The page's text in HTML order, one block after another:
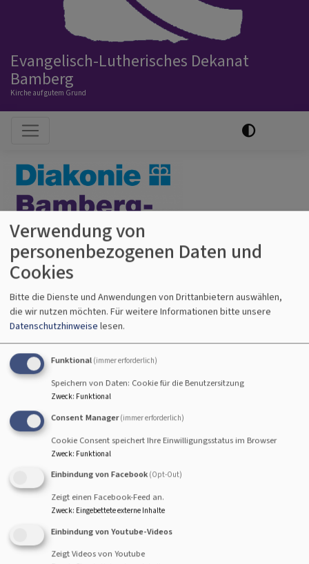
Evangelisch-Lutherisches Dekanat
Bamberg
Kirche auf gutem Grund
Hauptnavigation
Wer wir sind
Als Teil der evangelischen Kirche in Bayern unterstützt
das Diakonische Werk Menschen, ihr Leben in
Selbstbestimmung und Würde zu gestalten. Es gibt ein
Beispiel dafür, wie soziale Verantwortung füreinander
praktisch umgesetzt werden kann und dass das Leben -
auch im Alter oder bei Krankheit - lebenswert ist. Unsere
Mitarbeiterinnen und Mitarbeiter engagieren sich in über
40 Einrichtungen und Projekten in Stadt und Landkreis
Bamberg, Stadt und Landkreis Forchheim sowie dem
Landkreis Haßberge.
Verwendung von
personenbezogenen Daten und
Cookies
Bitte die Dienste und Anwendungen von Drittanbietern auswählen,
die wir nutzen möchten. Für weitere Informationen bitte unsere
Datenschutzhinweise lesen.
Funktional (immer erforderlich)
Speichern von Daten: Cookie für die Benutzersitzung
Zweck: Funktional
Consent Manager (immer erforderlich)
Cookie Consent speichert Ihre Einwilligungsstatus im Browser
Zweck: Funktional
Einbindung von Facebook (Opt-Out)
Zeigt einen Facebook-Feed an.
Zweck: Eingebettete externe Inhalte
Einbindung von Youtube-Videos
Zeigt Videos von Youtube